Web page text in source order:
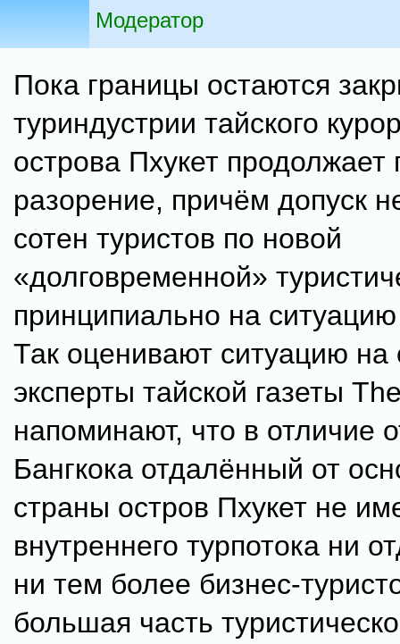
Модератор
Пока границы остаются
туриндустрии тайского
острова Пхукет продолжает
разорение, причём допуск
сотен туристов по новой
«долговременной»
принципиально на
Так оценивают ситуацию на
эксперты тайской газеты
напоминают, что в отличие
Бангкока отдалённый от
страны остров Пхукет не
внутреннего турпотока ни
ни тем более бизнес-
большая часть